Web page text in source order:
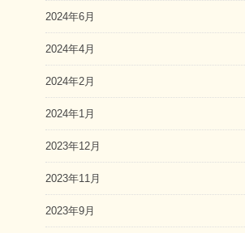
2024年6月
2024年4月
2024年2月
2024年1月
2023年12月
2023年11月
2023年9月